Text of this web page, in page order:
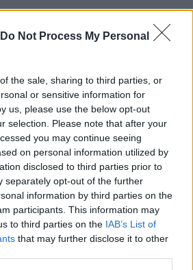
Do Not Process My Personal
the sale, sharing to third parties, or
or sensitive information for
us, please use the below opt-out
selection. Please note that after your
you may continue seeing
on personal information utilized by
disclosed to third parties prior to
separately opt-out of the further
information by third parties on the
participants. This information may
to third parties on the IAB’s List of
that may further disclose it to other